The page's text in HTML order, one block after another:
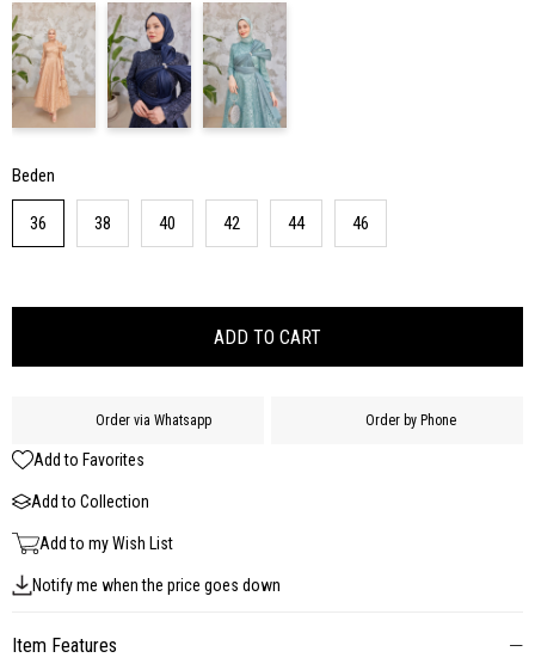
Beden
36 38 40 42 44 46
Order via Whatsapp Order by Phone
Add to Favorites
Add to Collection
Add to my Wish List
Notify me when the price goes down
Item Features